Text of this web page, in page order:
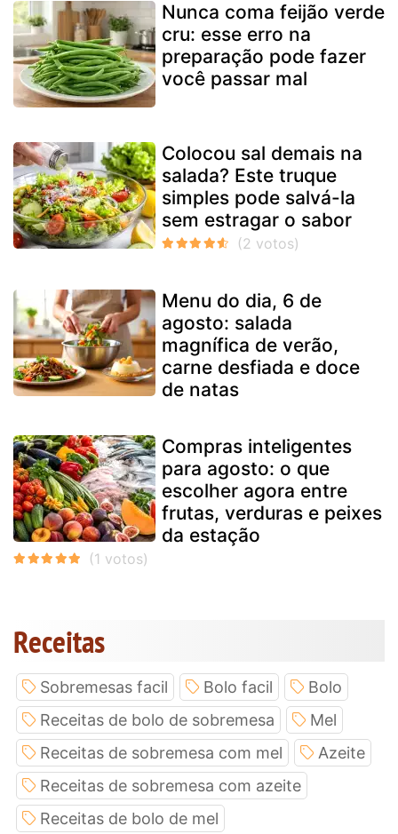
Nunca coma feijão verde
cru: esse erro na
preparação pode fazer
você passar mal
Colocou sal demais na
salada? Este truque
simples pode salvá-la
sem estragar o sabor
Menu do dia, 6 de
agosto: salada
magnífica de verão,
carne desfiada e doce
de natas
Compras inteligentes
para agosto: o que
escolher agora entre
frutas, verduras e peixes
da estação
Receitas
Sobremesas facil Bolo facil
Bolo
Receitas de bolo de sobremesa
Mel
Receitas de sobremesa com mel
Azeite
Receitas de sobremesa com azeite
Receitas de bolo de mel